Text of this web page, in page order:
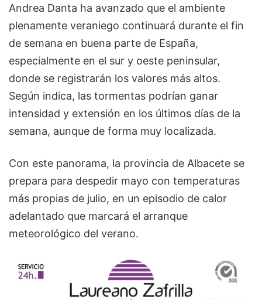
Andrea Danta ha avanzado que el ambiente
plenamente veraniego continuará durante el fin
de semana en buena parte de España,
especialmente en el sur y oeste peninsular,
donde se registrarán los valores más altos.
Según indica, las tormentas podrían ganar
intensidad y extensión en los últimos días de la
semana, aunque de forma muy localizada.
Con este panorama, la provincia de Albacete se
prepara para despedir mayo con temperaturas
más propias de julio, en un episodio de calor
adelantado que marcará el arranque
meteorológico del verano.